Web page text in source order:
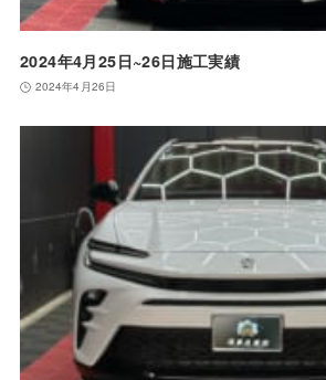
2024年4月25日~26日施工実績
2024年4月26日